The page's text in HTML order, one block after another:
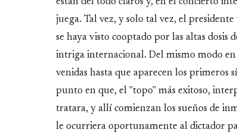
están del todo claros y, en el concierto
juega. Tal vez, y solo tal vez, el
se haya visto cooptado por las altas
intriga internacional. Del mismo modo
venidas hasta que aparecen los primeros
punto en que, el "topo" más exitoso,
tratara, y allí comienzan los sueños de
le ocurriera oportunamente al dictador